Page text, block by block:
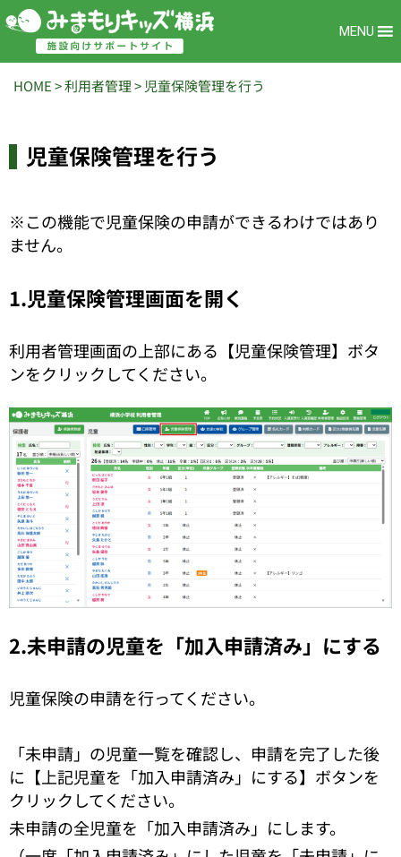
MENU
HOME>利用者管理> 児童保険管理を行う
児童保険管理を行う
※この機能で児童保険の申請ができるわけではあり
ません。
1.児童保険管理画面を開く
利用者管理画面の上部にある【児童保険管理】ボタ
ンをクリックしてください。
2.未申請の児童を「加入申請済み」にする
児童保険の申請を行ってください。
「未申請」の児童一覧を確認し、申請を完了した後
に【上記児童を「加入申請済み」にする】ボタンを
クリックしてください。
未申請の全児童を「加入申請済み」にします。